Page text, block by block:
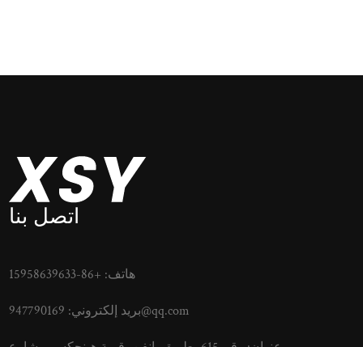
اتصل بنا
هاتف: +86-15958639633
بريد إلكتروني:947790169@qq.com